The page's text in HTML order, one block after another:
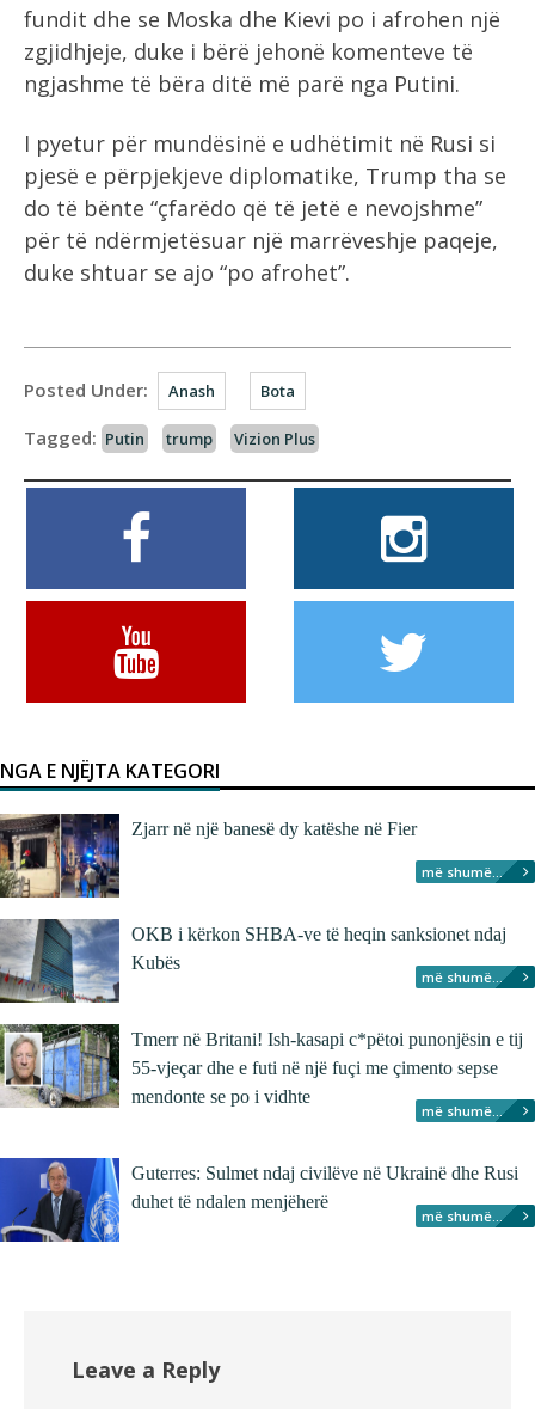
fundit dhe se Moska dhe Kievi po i afrohen një
zgjidhjeje, duke i bërë jehonë komenteve të
ngjashme të bëra ditë më parë nga Putini.
I pyetur për mundësinë e udhëtimit në Rusi si
pjesë e përpjekjeve diplomatike, Trump tha se
do të bënte “çfarëdo që të jetë e nevojshme”
për të ndërmjetësuar një marrëveshje paqeje,
duke shtuar se ajo “po afrohet”.
Posted Under: Anash Bota
Tagged: Putin trump Vizion Plus
NGA E NJËJTA KATEGORI
Zjarr në një banesë dy katëshe në Fier
më shumë...
OKB i kërkon SHBA-ve të heqin sanksionet ndaj
Kubës
më shumë...
Tmerr në Britani! Ish-kasapi c*pëtoi punonjësin e tij
55-vjeçar dhe e futi në një fuçi me çimento sepse
mendonte se po i vidhte
më shumë...
Guterres: Sulmet ndaj civilëve në Ukrainë dhe Rusi
duhet të ndalen menjëherë
më shumë...
Leave a Reply